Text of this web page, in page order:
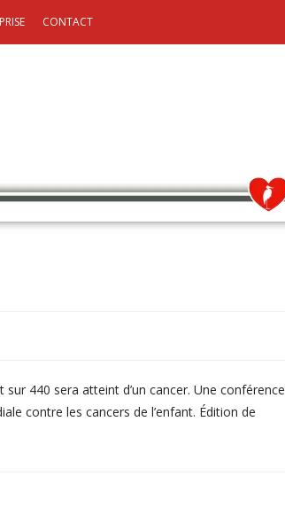
CONTACT
440 sera atteint d’un cancer. Une conférence
contre les cancers de l’enfant. Édition de